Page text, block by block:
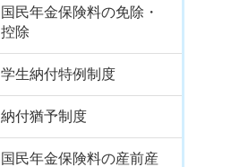
国民年金保険料の免除・
控除
学生納付特例制度
納付猶予制度
国民年金保険料の産前産